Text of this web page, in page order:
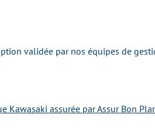
validée par nos équipes de
Kawasaki assurée par Assur Bon